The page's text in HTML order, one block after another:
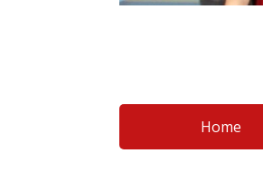
Home